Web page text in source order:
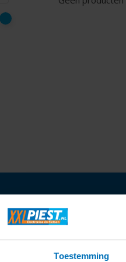
Toestemming